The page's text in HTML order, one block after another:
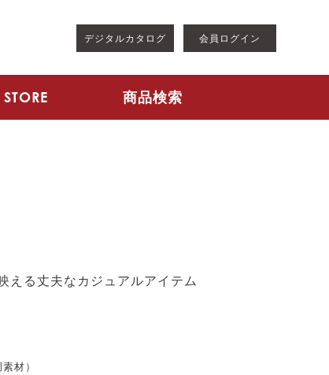
デジタルカタログ 会員ログイン
商品検索
る丈夫なカジュアルアイテム
材）